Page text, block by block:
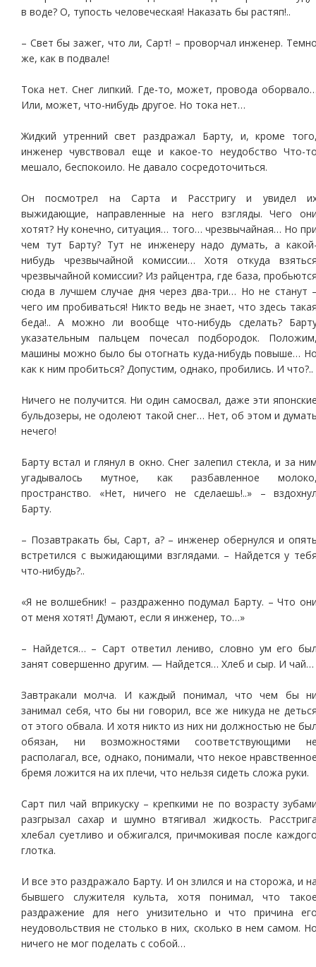
в воде? О, тупость человеческая! Наказать бы растяп!..
– Свет бы зажег, что ли, Сарт! – проворчал инженер.
же, как в подвале!
Тока нет. Снег липкий. Где-то, может, провода
Или, может, что-нибудь другое. Но тока нет…
Жидкий утренний свет раздражал Барту, и, кроме
инженер чувствовал еще и какое-то неудобство Что-
мешало, беспокоило. Не давало сосредоточиться.
Он посмотрел на Сарта и Расстригу и увидел
выжидающие, направленные на него взгляды. Чего
хотят? Ну конечно, ситуация… того… чрезвычайная… Но
чем тут Барту? Тут не инженеру надо думать, а
нибудь чрезвычайной комиссии… Хотя откуда
чрезвычайной комиссии? Из райцентра, где база,
сюда в лучшем случае дня через два-три… Но не станут
чего им пробиваться! Никто ведь не знает, что здесь
беда!.. А можно ли вообще что-нибудь сделать?
указательным пальцем почесал подбородок.
машины можно было бы отогнать куда-нибудь повыше…
как к ним пробиться? Допустим, однако, пробились. И что?..
Ничего не получится. Ни один самосвал, даже эти
бульдозеры, не одолеют такой снег… Нет, об этом и
нечего!
Барту встал и глянул в окно. Снег залепил стекла, и за
угадывалось мутное, как разбавленное
пространство. «Нет, ничего не сделаешь!..» –
Барту.
– Позавтракать бы, Сарт, а? – инженер обернулся и
встретился с выжидающими взглядами. – Найдется у
что-нибудь?..
«Я не волшебник! – раздраженно подумал Барту. – Что
от меня хотят! Думают, если я инженер, то…»
– Найдется… – Сарт ответил лениво, словно ум его
занят совершенно другим. — Найдется… Хлеб и сыр. И чай…
Завтракали молча. И каждый понимал, что чем бы
занимал себя, что бы ни говорил, все же никуда не
от этого обвала. И хотя никто из них ни должностью не
обязан, ни возможностями соответствующими
располагал, все, однако, понимали, что некое
бремя ложится на их плечи, что нельзя сидеть сложа руки.
Сарт пил чай вприкуску – крепкими не по возрасту
разгрызал сахар и шумно втягивал жидкость.
хлебал суетливо и обжигался, причмокивая после
глотка.
И все это раздражало Барту. И он злился и на сторожа, и
бывшего служителя культа, хотя понимал, что
раздражение для него унизительно и что причина
неудовольствия не столько в них, сколько в нем самом.
ничего не мог поделать с собой…